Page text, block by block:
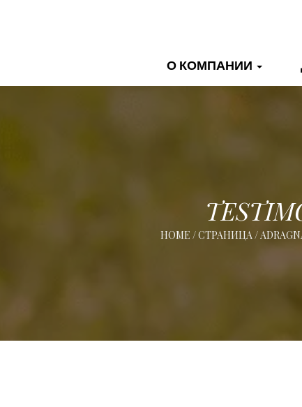
О КОМПАНИИ
HOME /СТРАНИЦА/